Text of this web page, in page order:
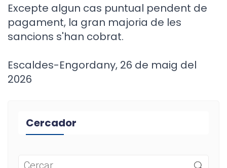
Excepte algun cas puntual pendent de
pagament, la gran majoria de les
sancions s'han cobrat.
Escaldes-Engordany, 26 de maig del
2026
Cercador